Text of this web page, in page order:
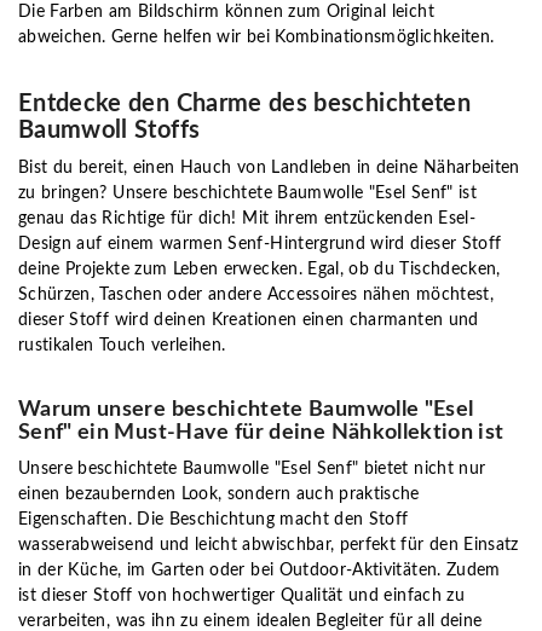
Die Farben am Bildschirm können zum Original leicht
abweichen. Gerne helfen wir bei Kombinationsmöglichkeiten.
Entdecke den Charme des beschichteten
Baumwoll Stoffs
Bist du bereit, einen Hauch von Landleben in deine Näharbeiten
zu bringen? Unsere beschichtete Baumwolle "Esel Senf" ist
genau das Richtige für dich! Mit ihrem entzückenden Esel-
Design auf einem warmen Senf-Hintergrund wird dieser Stoff
deine Projekte zum Leben erwecken. Egal, ob du Tischdecken,
Schürzen, Taschen oder andere Accessoires nähen möchtest,
dieser Stoff wird deinen Kreationen einen charmanten und
rustikalen Touch verleihen.
Warum unsere beschichtete Baumwolle "Esel
Senf" ein Must-Have für deine Nähkollektion ist
Unsere beschichtete Baumwolle "Esel Senf" bietet nicht nur
einen bezaubernden Look, sondern auch praktische
Eigenschaften. Die Beschichtung macht den Stoff
wasserabweisend und leicht abwischbar, perfekt für den Einsatz
in der Küche, im Garten oder bei Outdoor-Aktivitäten. Zudem
ist dieser Stoff von hochwertiger Qualität und einfach zu
verarbeiten, was ihn zu einem idealen Begleiter für all deine